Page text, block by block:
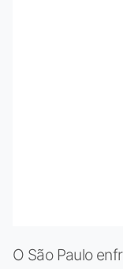
O São Paulo